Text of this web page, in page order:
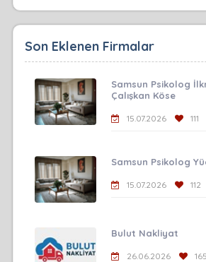
Son Eklenen Firmalar
Samsun Psikolog
Çalışkan Köse
15.07.2026 111
Samsun Psikolog
15.07.2026 112
Bulut Nakliyat
26.06.2026 165